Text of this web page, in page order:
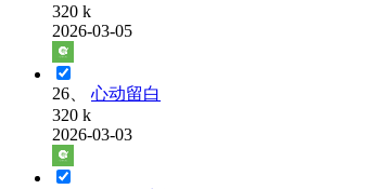
320 k
2026-03-05
26、
心动留白
320 k
2026-03-03